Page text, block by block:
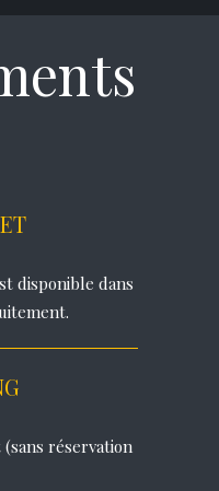
disponible dans
réservation